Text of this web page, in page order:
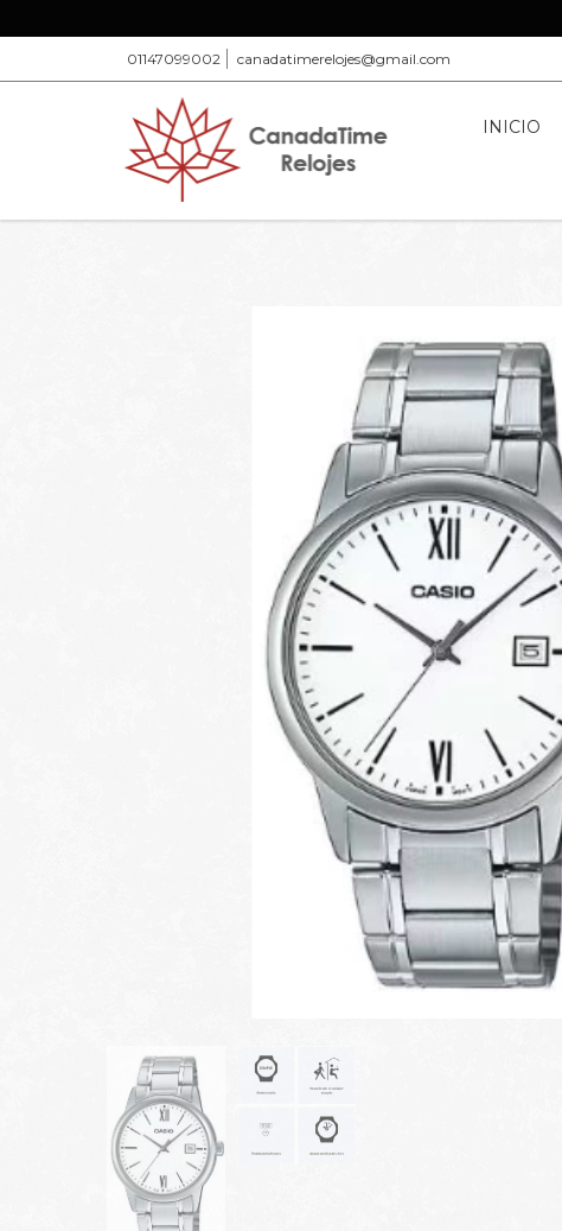
01147099002 canadatimerelojes@gmail.com
INICIO